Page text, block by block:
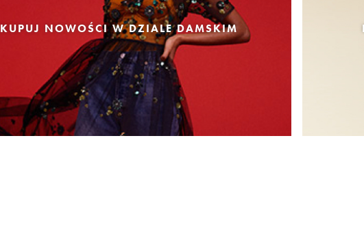
KUPUJ NOWOŚCI W DZIALE DAMSKIM